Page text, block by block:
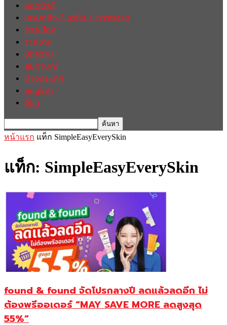
ฮอตนิวส์
เศรษฐกิจ / ธุรกิจ / การตลาด
การเมือง
รายงาน
บทความ
สัมภาษณ์
ต่างประเทศ
english
อื่นๆ
หน้าแรก แท็ก SimpleEasyEverySkin
แท็ก: SimpleEasyEverySkin
found & found จัดโปรกลางปี ลดแล้วลดอีก ไม่
ต้องพรีออเดอร์ “MAY SAVE MORE ลดสูงสุด
55%”